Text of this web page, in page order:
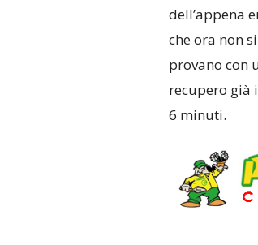
dell’appena
che ora non
provano con
recupero già
6 minuti.